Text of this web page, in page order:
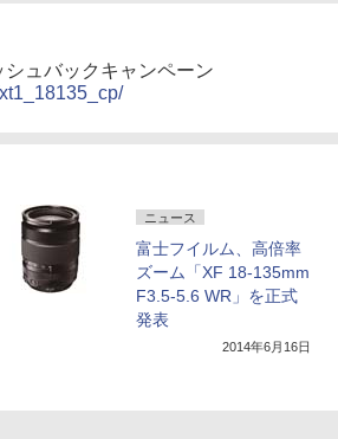
ュバックキャンペーン
ニュース
富士フイルム、高倍率
ズーム「XF 18-135mm
F3.5-5.6 WR」を正式
発表
2014年6月16日